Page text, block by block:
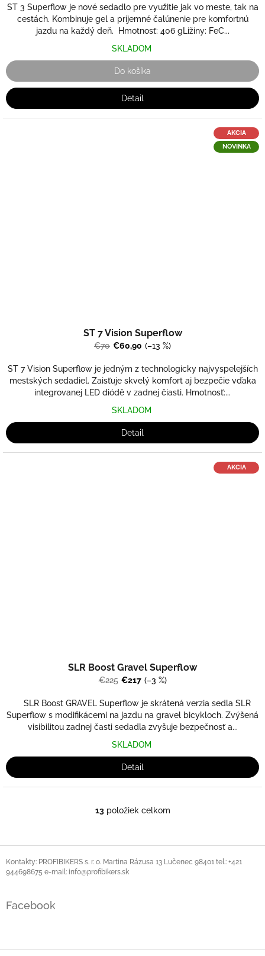
ST 3 Superflow je nové sedadlo pre využitie jak vo meste, tak na
cestách. Kombinuje gel a príjemné čalúnenie pre komfortnú
jazdu na každý deň. Hmotnosť: 406 gLižiny: FeC...
SKLADOM
Do košíka
Detail
AKCIA
NOVINKA
ST 7 Vision Superflow
€70 €60,90 (–13 %)
ST 7 Vision Superflow je jedným z technologicky najvyspelejších
mestských sedadiel. Zaisťuje skvelý komfort aj bezpečie vďaka
integrovanej LED diódě v zadnej čiasti. Hmotnosť:...
SKLADOM
Detail
AKCIA
SLR Boost Gravel Superflow
€225 €217 (–3 %)
SLR Boost GRAVEL Superflow je skrátená verzia sedla SLR
Superflow s modifikácemi na jazdu na gravel bicykloch. Zvýšená
visibilitou zadnej časti sedadla zvyšuje bezpečnosť a...
SKLADOM
Detail
O
á
d
k
13položiek celkom
p
Kontakty: PROFIBIKERS s. r. o. Martina Rázusa 13 Lučenec 98401 tel.: +421
944698675 e-mail: info@profibikers.sk
Facebook